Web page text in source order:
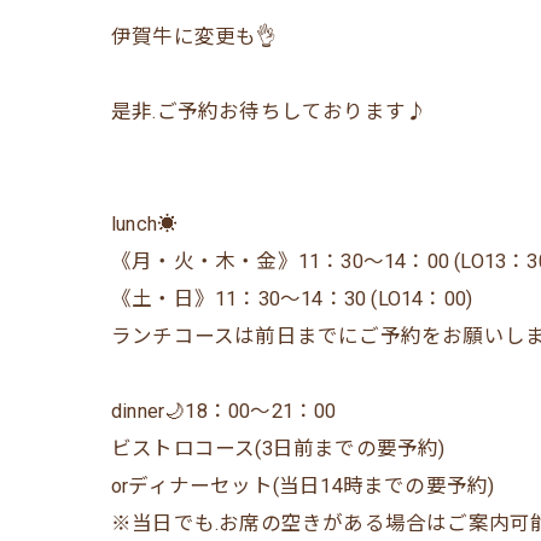
伊賀牛に変更も👌
是非.ご予約お待ちしております♪
lunch☀️
《月・火・木・金》11：30〜14：00 (LO13：
《土・日》11：30〜14：30 (LO14：00)
ランチコースは前日までにご予約をお願いしま
dinner🌙18：00〜21：00
ビストロコース(3日前までの要予約)
orディナーセット(当日14時までの要予約)
※当日でも.お席の空きがある場合はご案内可